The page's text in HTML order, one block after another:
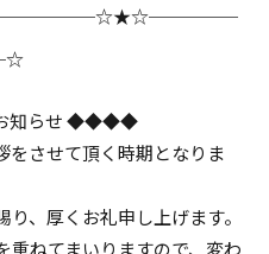
知らせ ◆◆◆◆
をさせて頂く時期となりま
、厚くお礼申し上げます。
重ねてまいりますので、変わ